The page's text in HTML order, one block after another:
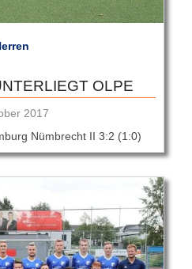
OLPE
2017
Nümbrecht II 3:2 (1:0)